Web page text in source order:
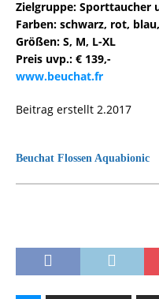
Zielgruppe: Sporttaucher
Farben: schwarz, rot,
Größen: S, M, L-XL
Preis uvp.: € 139,-
www.beuchat.fr
Beitrag erstellt 2.2017
Beuchat Flossen Aquabionic